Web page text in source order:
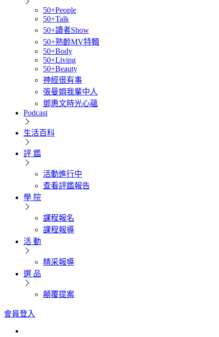
50+People
50+Talk
50+讀者Show
50+熟齡MV特輯
50+Body
50+Living
50+Beauty
神經很有事
張曼娟我輩中人
鄧惠文時光心蘊
Podcast
生活百科
評 鑑
活動進行中
查看評鑑報告
學 院
課程報名
課程報導
活 動
精采報導
選 品
顛覆提案
會員登入